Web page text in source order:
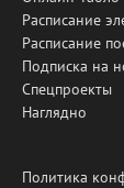
Расписание
Расписание
Подписка на
Спецпроекты
Наглядно
Политика